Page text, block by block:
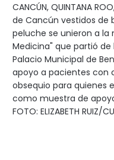
CANCÚN, QUINTANA
de Cancún vestidos de
peluche se unieron a
Medicina" que partió
Palacio Municipal de
apoyo a pacientes con
obsequio para quienes
como muestra de
FOTO: ELIZABETH RUIZ/